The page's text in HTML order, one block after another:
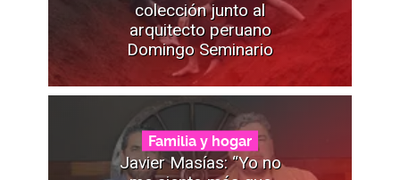
colección junto al
arquitecto peruano
Domingo Seminario
Familia y hogar
Javier Masías: “Yo no